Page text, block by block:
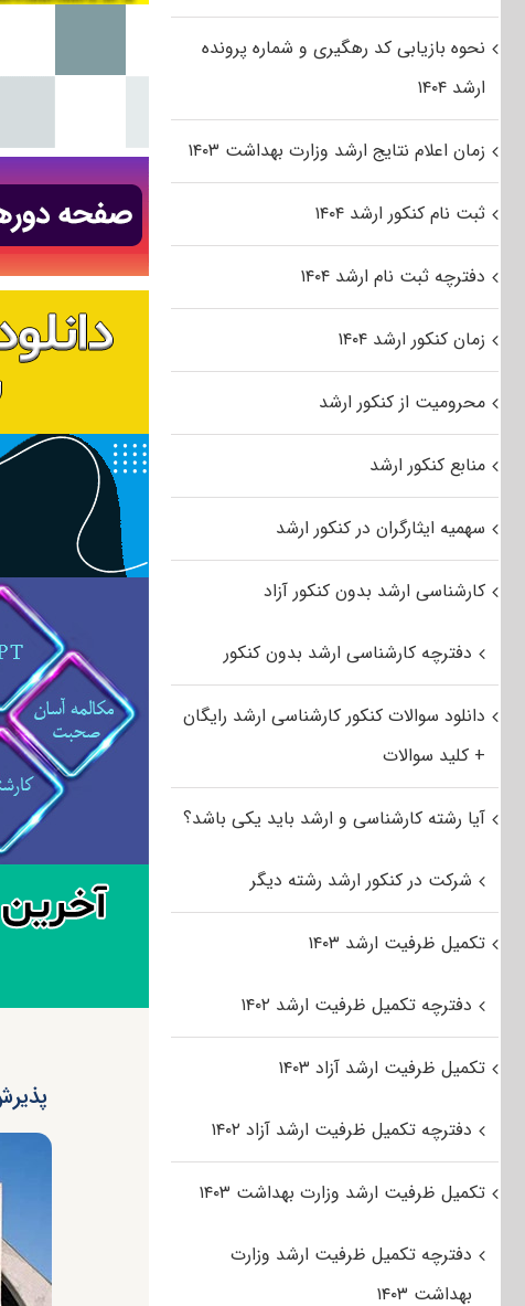
پذیرش
نحوه بازیابی کد رهگیری و شماره پرونده
ارشد ۱۴۰۴
زمان اعلام نتایج ارشد وزارت بهداشت ۱۴۰۳
ثبت نام کنکور ارشد ۱۴۰۴
دفترچه ثبت نام ارشد ۱۴۰۴
زمان کنکور ارشد ۱۴۰۴
محرومیت از کنکور ارشد
منابع کنکور ارشد
سهمیه ایثارگران در کنکور ارشد
کارشناسی ارشد بدون کنکور آزاد
دفترچه کارشناسی ارشد بدون کنکور
دانلود سوالات کنکور کارشناسی ارشد رایگان
+ کلید سوالات
آیا رشته کارشناسی و ارشد باید یکی باشد؟
شرکت در کنکور ارشد رشته دیگر
تکمیل ظرفیت ارشد ۱۴۰۳
دفترچه تکمیل ظرفیت ارشد ۱۴۰۲
تکمیل ظرفیت ارشد آزاد ۱۴۰۳
دفترچه تکمیل ظرفیت ارشد آزاد ۱۴۰۲
تکمیل ظرفیت ارشد وزارت بهداشت ۱۴۰۳
دفترچه تکمیل ظرفیت ارشد وزارت
بهداشت ۱۴۰۳